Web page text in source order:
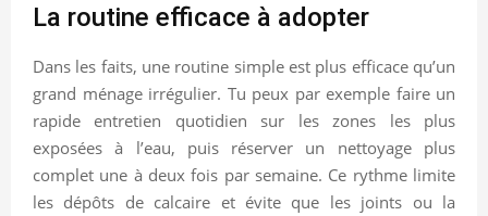
La routine efficace à adopter
Dans les faits, une routine simple est plus efficace qu’un
grand ménage irrégulier. Tu peux par exemple faire un
rapide entretien quotidien sur les zones les plus
exposées à l’eau, puis réserver un nettoyage plus
complet une à deux fois par semaine. Ce rythme limite
les dépôts de calcaire et évite que les joints ou la